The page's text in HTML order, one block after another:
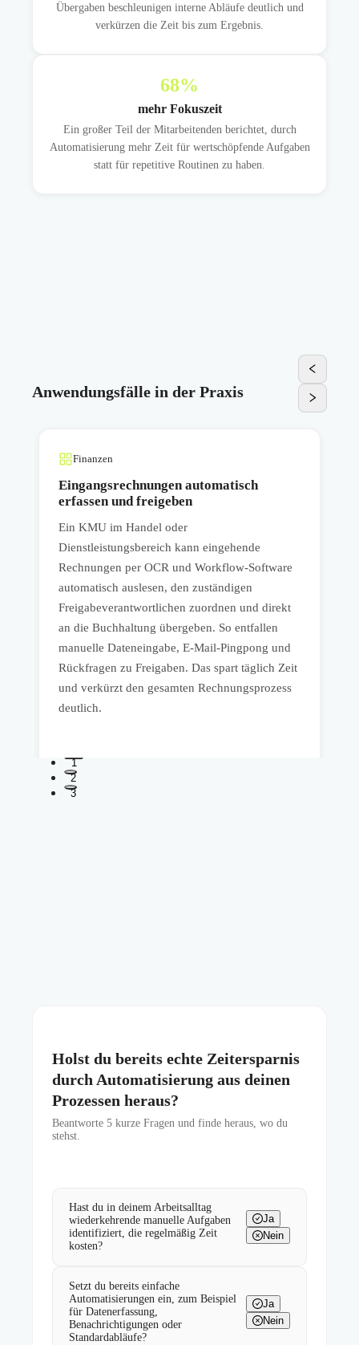
Übergaben beschleunigen interne Abläufe deutlich und
verkürzen die Zeit bis zum Ergebnis.
68%
mehr Fokuszeit
Ein großer Teil der Mitarbeitenden berichtet, durch
Automatisierung mehr Zeit für wertschöpfende Aufgaben
statt für repetitive Routinen zu haben.
Anwendungsfälle in der Praxis
Finanzen
Eingangsrechnungen automatisch
erfassen und freigeben
Ein KMU im Handel oder
Dienstleistungsbereich kann eingehende
Rechnungen per OCR und Workflow-Software
automatisch auslesen, den zuständigen
Freigabeverantwortlichen zuordnen und direkt
an die Buchhaltung übergeben. So entfallen
manuelle Dateneingabe, E-Mail-Pingpong und
Rückfragen zu Freigaben. Das spart täglich Zeit
und verkürzt den gesamten Rechnungsprozess
deutlich.
1
2
3
Holst du bereits echte Zeitersparnis
durch Automatisierung aus deinen
Prozessen heraus?
Beantworte 5 kurze Fragen und finde heraus, wo du
stehst.
Hast du in deinem Arbeitsalltag
wiederkehrende manuelle Aufgaben
identifiziert, die regelmäßig Zeit
kosten?
Ja
Nein
Setzt du bereits einfache
Automatisierungen ein, zum Beispiel
für Datenerfassung,
Benachrichtigungen oder
Standardabläufe?
Ja
Nein